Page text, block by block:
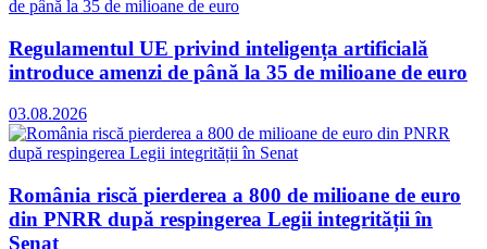
Regulamentul UE privind inteligența artificială
introduce amenzi de până la 35 de milioane de euro
03.08.2026
România riscă pierderea a 800 de milioane de euro
din PNRR după respingerea Legii integrității în
Senat